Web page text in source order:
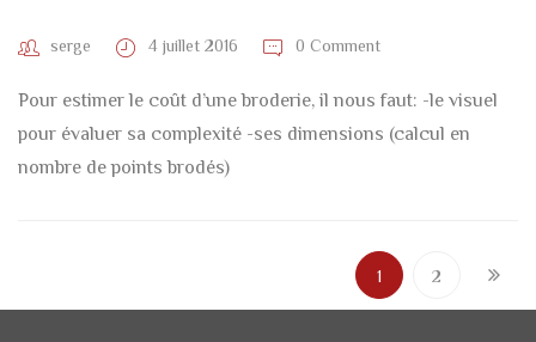
serge 4 juillet 2016 0 Comment
Pour estimer le coût d’une broderie, il nous faut: -le visuel
pour évaluer sa complexité -ses dimensions (calcul en
nombre de points brodés)
1 2